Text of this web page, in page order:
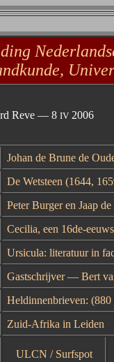
Reve — 8 IV 2006
Johan de Brune de
De Wetsteen (1644,
Peter Burger en Jaap
Cecilia, een 16de-
Ursicula: literatuur in
Gastschrijver— Bert
Heldinnenbrieven: (880
Zuid-Afrika in Leiden
ULCN / Surfspot